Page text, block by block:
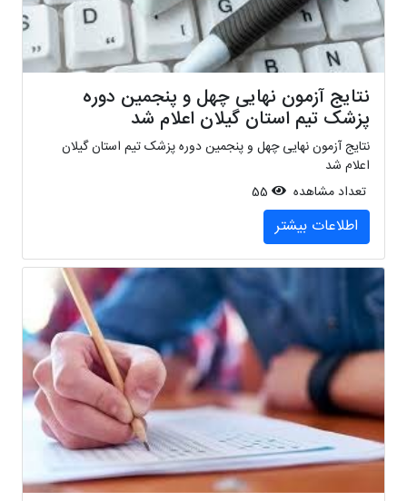
نتایج آزمون نهایی چهل و پنجمین دوره
پزشک تیم استان گیلان اعلام شد
نتایج آزمون نهایی چهل و پنجمین دوره پزشک تیم استان گیلان
اعلام شد
تعداد مشاهده
55
اطلاعات بیشتر